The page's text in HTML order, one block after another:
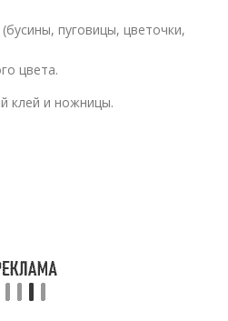
пуговицы, цветочки,
цвета.
клей и ножницы.